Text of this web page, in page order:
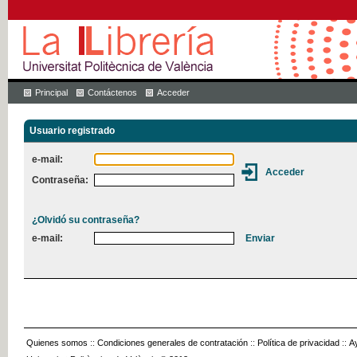
Principal Contáctenos Acceder
Usuario registrado
e-mail:
Contraseña:
¿Olvidó su contraseña?
e-mail:
Quienes somos :: Condiciones generales de contratación :: Política de privacidad ::